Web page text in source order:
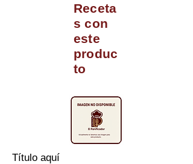
Receta
s con
este
produc
to
Título aquí